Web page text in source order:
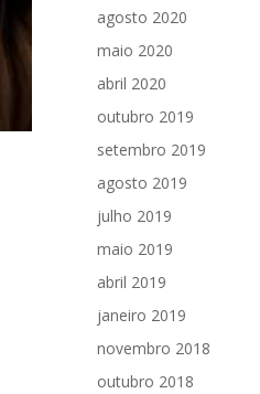
agosto 2020
maio 2020
abril 2020
outubro 2019
setembro 2019
agosto 2019
julho 2019
maio 2019
abril 2019
janeiro 2019
novembro 2018
outubro 2018